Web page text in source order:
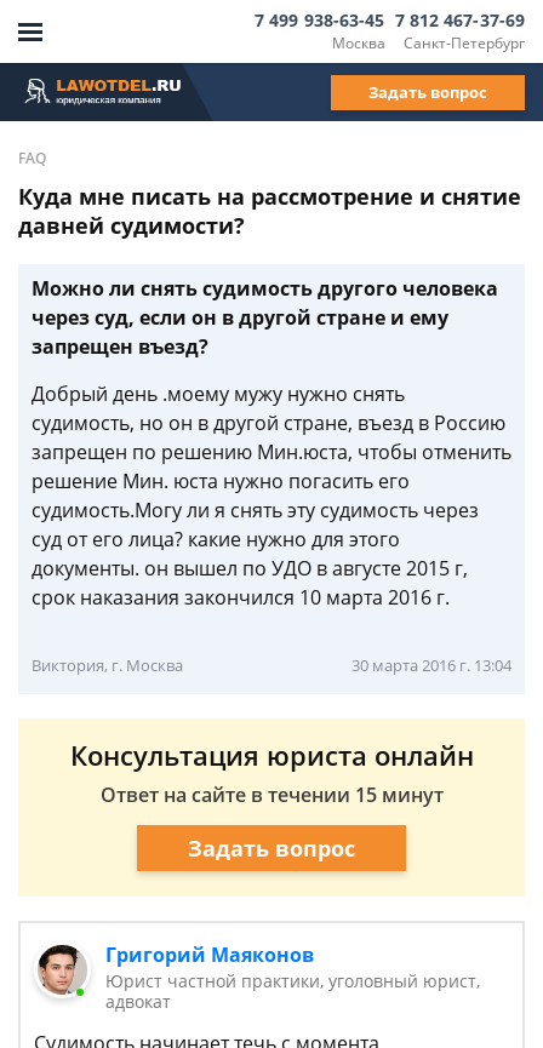
Москва
7 499 938-63-45
Санкт-Петербург
7 812 467-37-69
Задать вопрос
FAQ
Куда мне писать на рассмотрение и снятие
давней судимости?
Можно ли снять судимость другого человека
через суд, если он в другой стране и ему
запрещен въезд?
Добрый день .моему мужу нужно снять
судимость, но он в другой стране, въезд в Россию
запрещен по решению Мин.юста, чтобы отменить
решение Мин. юста нужно погасить его
судимость.Могу ли я снять эту судимость через
суд от его лица? какие нужно для этого
документы. он вышел по УДО в августе 2015 г,
срок наказания закончился 10 марта 2016 г.
Виктория, г. Москва 30 марта 2016 г. 13:04
Консультация юриста онлайн
Ответ на сайте в течении 15 минут
Задать вопрос
Григорий Маяконов
Юрист частной практики, уголовный юрист,
адвокат